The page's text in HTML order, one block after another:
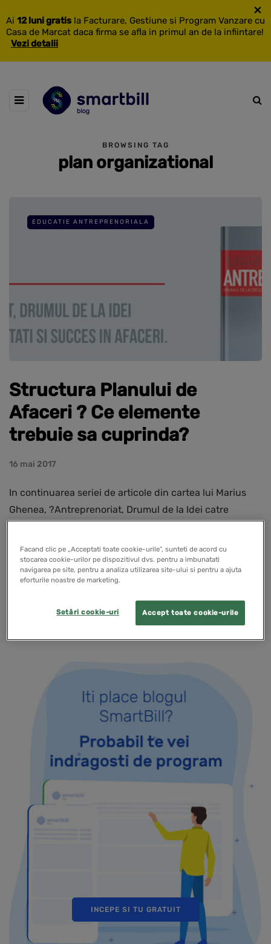
Ai 12 luni gratis la Facturare, Gestiune si Program Vanzare cu
Casa de Marcat daca firma se afla in primul an de la infiintare!
Vezi detalii
×
BROWSING TAG
plan organizational
EDUCATIE ANTREPRENORIALA
Structura Planului de
Afaceri ? Ce elemente
trebuie sa cuprinda?
16 mai 2017
In continuarea seriei de articole din cartea lui Marius
Ghenea, ?Antreprenoriat, Drumul de la Idei catre
activitate antreprenoriala si despre ce ar trebui sa
contina un astfel de plan de afaceri.
READ MORE
INCEPE SI TU GRATUIT
Facand clic pe „Acceptati toate cookie-urile”, sunteti de acord cu
stocarea cookie-urilor pe dispozitivul dvs. pentru a imbunatati
navigarea pe site, pentru a analiza utilizarea site-ului si pentru a ajuta
eforturile noastre de marketing.
Accept toate cookie-urile
Setări cookie-uri